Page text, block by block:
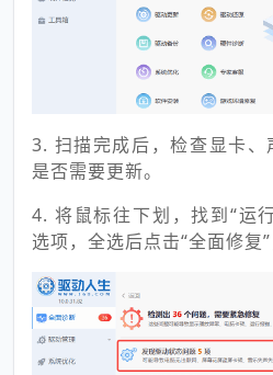
3. 扫描完成后，检查显卡
是否需要更新。
4. 将鼠标往下划，找到“运
选项，全选后点击“全面修复